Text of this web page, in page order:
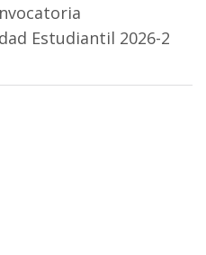
Estudiantil 2026-2